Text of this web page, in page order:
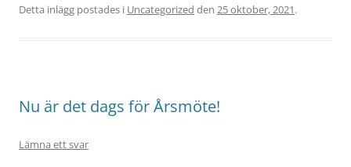
Detta inlägg postades i Uncategorized den 25 oktober, 2021.
Nu är det dags för Årsmöte!
Lämna ett svar